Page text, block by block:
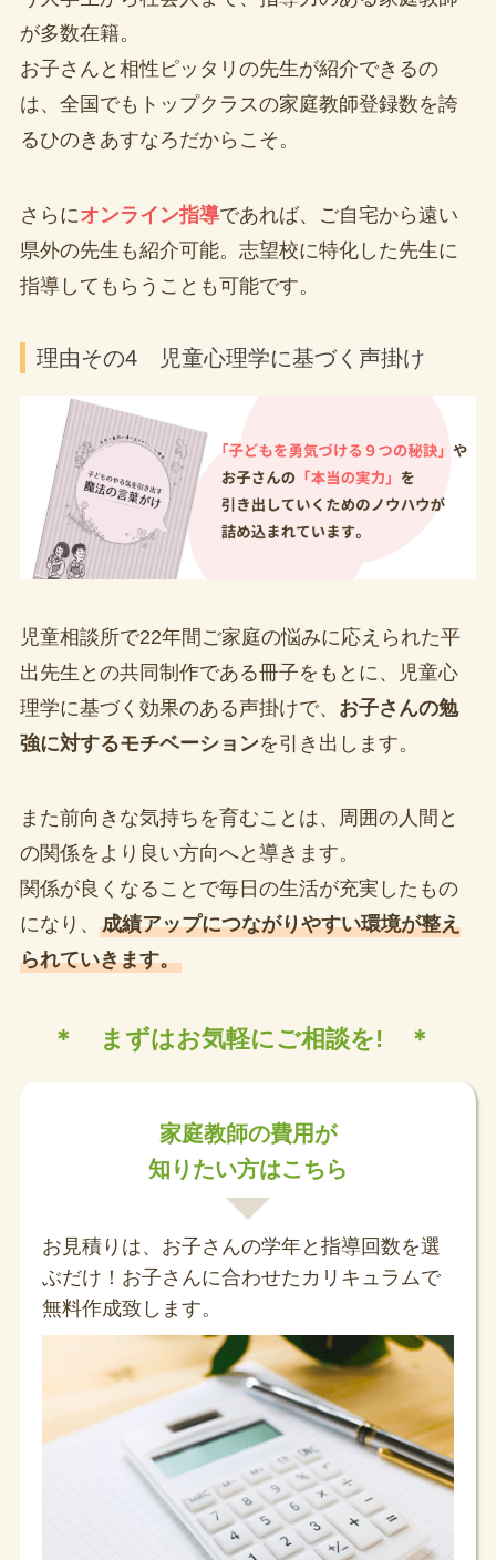
が多数在籍。
お子さんと相性ピッタリの先生が紹介できるの
は、全国でもトップクラスの家庭教師登録数を誇
るひのきあすなろだからこそ。
さらにオンライン指導であれば、ご自宅から遠い
県外の先生も紹介可能。志望校に特化した先生に
指導してもらうことも可能です。
理由その4 児童心理学に基づく声掛け
児童相談所で22年間ご家庭の悩みに応えられた平
出先生との共同制作である冊子をもとに、児童心
理学に基づく効果のある声掛けで、 お子さんの勉
強に対するモチベーションを引き出します。
また前向きな気持ちを育むことは、周囲の人間と
の関係をより良い方向へと導きます。
関係が良くなることで毎日の生活が充実したもの
になり、 成績アップにつながりやすい環境が整え
られていきます。
＊ まずはお気軽にご相談を! ＊
家庭教師の費用が
知りたい方はこちら
お見積りは、お子さんの学年と指導回数を選
ぶだけ！お子さんに合わせたカリキュラムで
無料作成致します。